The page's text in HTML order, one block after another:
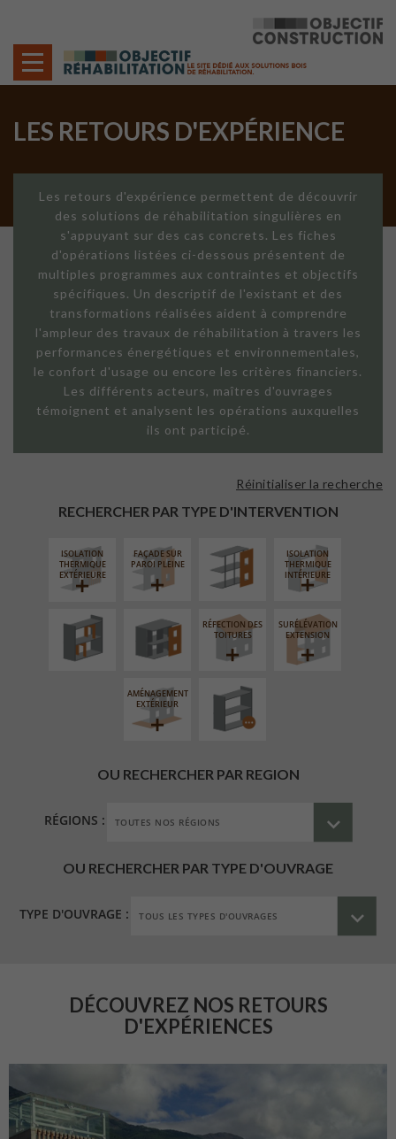
LES RETOURS D'EXPÉRIENCE
Les retours d'expérience permettent de découvrir
des solutions de réhabilitation singulières en
s'appuyant sur des cas concrets. Les fiches
d'opérations listées ci-dessous présentent de
multiples programmes aux contraintes et objectifs
spécifiques. Un descriptif de l'existant et des
transformations réalisées aident à comprendre
l'ampleur des travaux de réhabilitation à travers les
performances énergétiques et environnementales,
le confort d'usage ou encore les critères financiers.
Les différents acteurs, maîtres d'ouvrages
témoignent et analysent les opérations auxquelles
ils ont participé.
RECHERCHER PAR TYPE D'INTERVENTION
Réinitialiser la recherche
ISOLATION
THERMIQUE
EXTÉRIEURE
FAÇADE SUR
PAROI PLEINE
FAÇADE SUR
LINÉAIRE
ISOLATION
THERMIQUE
INTÉRIEURE
RÉAMÉNAGEMENT
INTÉRIEUR
FERMETURE
LOGGIAS
RÉFECTION DES
TOITURES
SURÉLÉVATION
EXTENSION
AMÉNAGEMENT
EXTÉRIEUR
PROCÉDÉ
PARTICULIER
OU RECHERCHER PAR REGION
RÉGIONS :
OU RECHERCHER PAR TYPE D'OUVRAGE
TYPE D'OUVRAGE :
DÉCOUVREZ NOS RETOURS
D'EXPÉRIENCES